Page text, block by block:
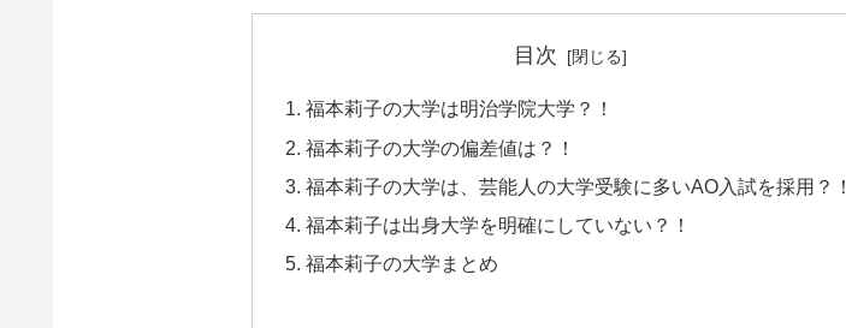
目次
福本莉子の大学は明治学院大学？！
福本莉子の大学の偏差値は？！
福本莉子の大学は、芸能人の大学受験に多いAO入試を採用？！
福本莉子は出身大学を明確にしていない？！
福本莉子の大学まとめ